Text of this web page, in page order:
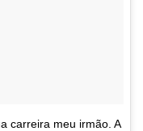
carreira meu irmão. A